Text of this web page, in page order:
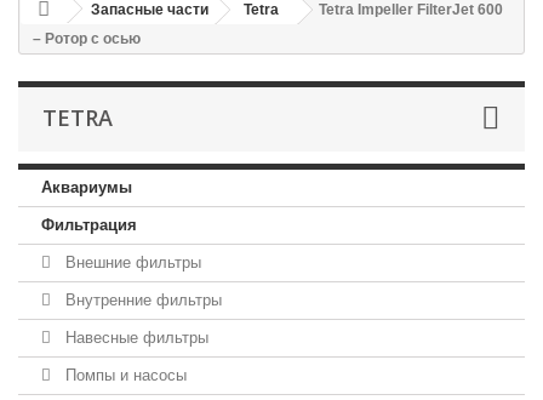
Запасные части Tetra
Tetra Impeller FilterJet 600
– Ротор с осью
TETRA
Аквариумы
Фильтрация
Внешние фильтры
Внутренние фильтры
Навесные фильтры
Помпы и насосы